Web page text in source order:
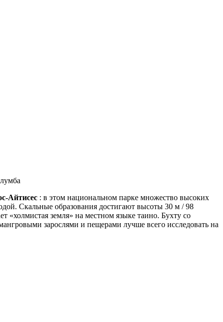
Айтисес : в этом национальном парке множество высоких
Скальные образования достигают высоты 30 м / 98
«холмистая земля» на местном языке таино. Бухту со
зарослями и пещерами лучше всего исследовать на